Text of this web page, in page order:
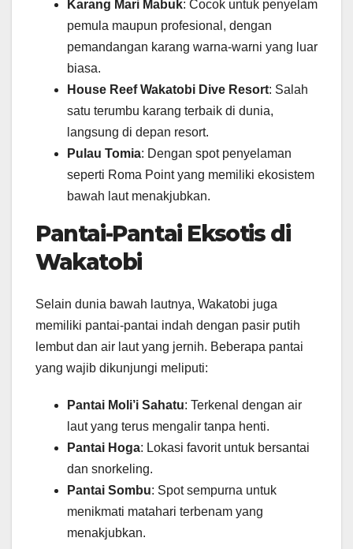
Karang Mari Mabuk: Cocok untuk penyelam
pemula maupun profesional, dengan
pemandangan karang warna-warni yang luar
biasa.
House Reef Wakatobi Dive Resort: Salah
satu terumbu karang terbaik di dunia,
langsung di depan resort.
Pulau Tomia: Dengan spot penyelaman
seperti Roma Point yang memiliki ekosistem
bawah laut menakjubkan.
Pantai-Pantai Eksotis di
Wakatobi
Selain dunia bawah lautnya, Wakatobi juga
memiliki pantai-pantai indah dengan pasir putih
lembut dan air laut yang jernih. Beberapa pantai
yang wajib dikunjungi meliputi:
Pantai Moli’i Sahatu: Terkenal dengan air
laut yang terus mengalir tanpa henti.
Pantai Hoga: Lokasi favorit untuk bersantai
dan snorkeling.
Pantai Sombu: Spot sempurna untuk
menikmati matahari terbenam yang
menakjubkan.